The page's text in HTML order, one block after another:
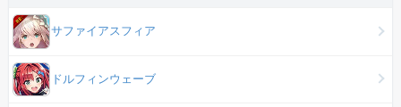
サファイアスフィア
ドルフィンウェーブ